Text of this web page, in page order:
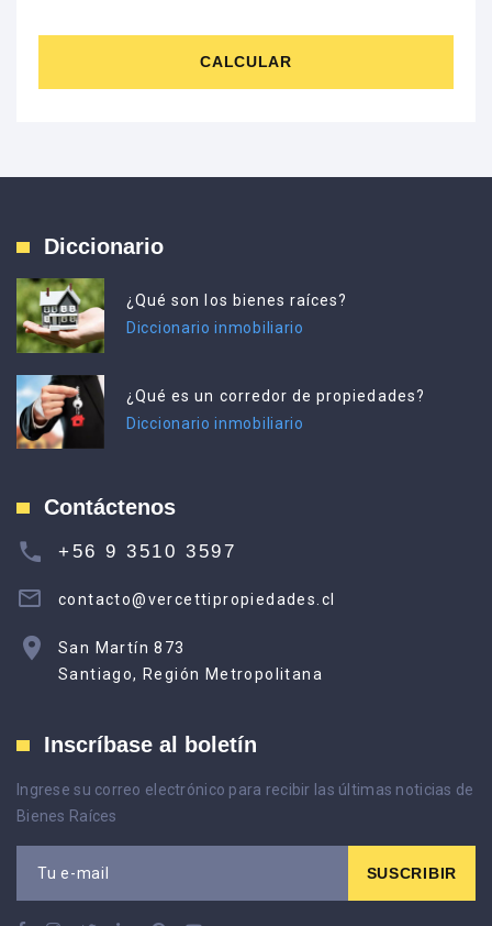
CALCULAR
Diccionario
¿Qué son los bienes raíces?
Diccionario inmobiliario
¿Qué es un corredor de propiedades?
Diccionario inmobiliario
Contáctenos
+56 9 3510 3597
contacto@vercettipropiedades.cl
San Martín 873
Santiago, Región Metropolitana
Inscríbase al boletín
Ingrese su correo electrónico para recibir las últimas noticias de
Bienes Raíces
Tu e-mail SUSCRIBIR